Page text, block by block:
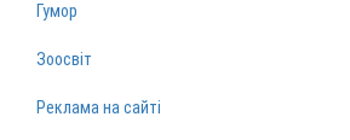
Гумор
Зоосвіт
Реклама на сайті